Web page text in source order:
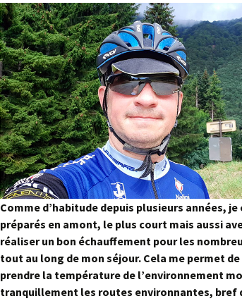
Comme d’habitude depuis plusieurs années,
préparés en amont, le plus court mais aussi
réaliser un bon échauffement pour les
tout au long de mon séjour. Cela me permet
prendre la température de l’environnement
tranquillement les routes environnantes, bref